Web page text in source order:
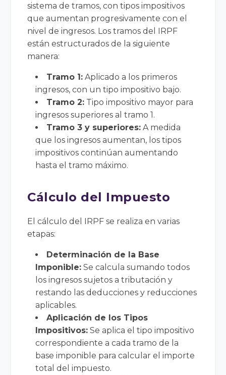
sistema de tramos, con tipos impositivos
que aumentan progresivamente con el
nivel de ingresos. Los tramos del IRPF
están estructurados de la siguiente
manera:
Tramo 1: Aplicado a los primeros
ingresos, con un tipo impositivo bajo.
Tramo 2: Tipo impositivo mayor para
ingresos superiores al tramo 1.
Tramo 3 y superiores: A medida
que los ingresos aumentan, los tipos
impositivos continúan aumentando
hasta el tramo máximo.
Cálculo del Impuesto
El cálculo del IRPF se realiza en varias
etapas:
Determinación de la Base
Imponible: Se calcula sumando todos
los ingresos sujetos a tributación y
restando las deducciones y reducciones
aplicables.
Aplicación de los Tipos
Impositivos: Se aplica el tipo impositivo
correspondiente a cada tramo de la
base imponible para calcular el importe
total del impuesto.